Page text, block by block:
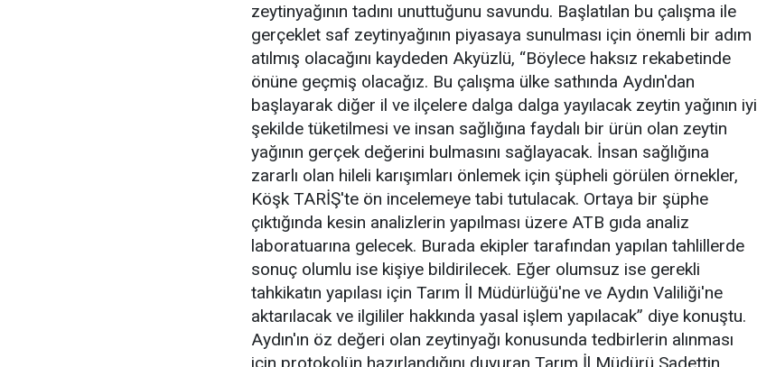
zeytinyağının tadını unuttuğunu savundu. Başlatılan bu çalışma ile
gerçeklet saf zeytinyağının piyasaya sunulması için önemli bir adım
atılmış olacağını kaydeden Akyüzlü, “Böylece haksız rekabetinde
önüne geçmiş olacağız. Bu çalışma ülke sathında Aydın'dan
başlayarak diğer il ve ilçelere dalga dalga yayılacak zeytin yağının iyi
şekilde tüketilmesi ve insan sağlığına faydalı bir ürün olan zeytin
yağının gerçek değerini bulmasını sağlayacak. İnsan sağlığına
zararlı olan hileli karışımları önlemek için şüpheli görülen örnekler,
Köşk TARİŞ'te ön incelemeye tabi tutulacak. Ortaya bir şüphe
çıktığında kesin analizlerin yapılması üzere ATB gıda analiz
laboratuarına gelecek. Burada ekipler tarafından yapılan tahlillerde
sonuç olumlu ise kişiye bildirilecek. Eğer olumsuz ise gerekli
tahkikatın yapılası için Tarım İl Müdürlüğü'ne ve Aydın Valiliği'ne
aktarılacak ve ilgililer hakkında yasal işlem yapılacak” diye konuştu.
Aydın'ın öz değeri olan zeytinyağı konusunda tedbirlerin alınması